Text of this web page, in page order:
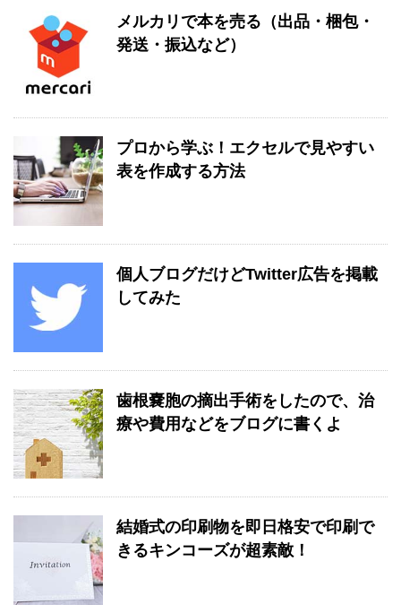
メルカリで本を売る（出品・梱包・
発送・振込など）
プロから学ぶ！エクセルで見やすい
表を作成する方法
個人ブログだけどTwitter広告を掲載
してみた
歯根嚢胞の摘出手術をしたので、治
療や費用などをブログに書くよ
結婚式の印刷物を即日格安で印刷で
きるキンコーズが超素敵！